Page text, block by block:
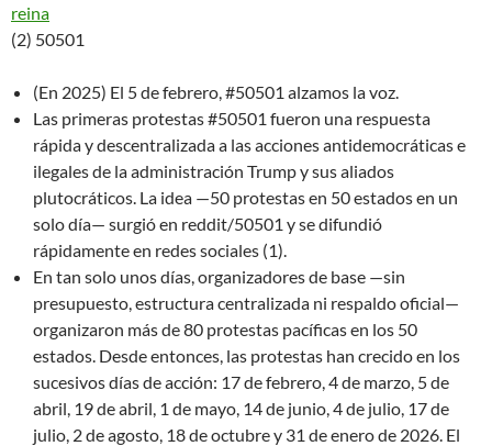
reina
(2) 50501
(En 2025) El 5 de febrero, #50501 alzamos la voz.
Las primeras protestas #50501 fueron una respuesta
rápida y descentralizada a las acciones antidemocráticas e
ilegales de la administración Trump y sus aliados
plutocráticos. La idea —50 protestas en 50 estados en un
solo día— surgió en reddit/50501 y se difundió
rápidamente en redes sociales (1).
En tan solo unos días, organizadores de base —sin
presupuesto, estructura centralizada ni respaldo oficial—
organizaron más de 80 protestas pacíficas en los 50
estados. Desde entonces, las protestas han crecido en los
sucesivos días de acción: 17 de febrero, 4 de marzo, 5 de
abril, 19 de abril, 1 de mayo, 14 de junio, 4 de julio, 17 de
julio, 2 de agosto, 18 de octubre y 31 de enero de 2026. El